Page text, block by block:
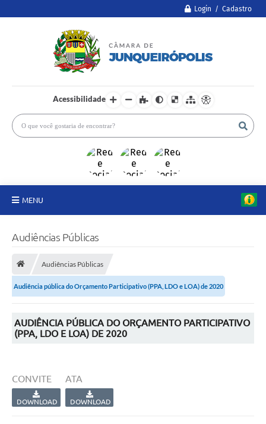
Login / Cadastro
Acessibilidade
MENU
Proposições
Legislação
Atos Oficiais
Diárias
Audiências Públicas
Audiências Públicas
Audiência pública do Orçamento Participativo (PPA, LDO e LOA) de 2020
AUDIÊNCIA PÚBLICA DO ORÇAMENTO PARTICIPATIVO
(PPA, LDO E LOA) DE 2020
CONVITE
DOWNLOAD
ATA
DOWNLOAD